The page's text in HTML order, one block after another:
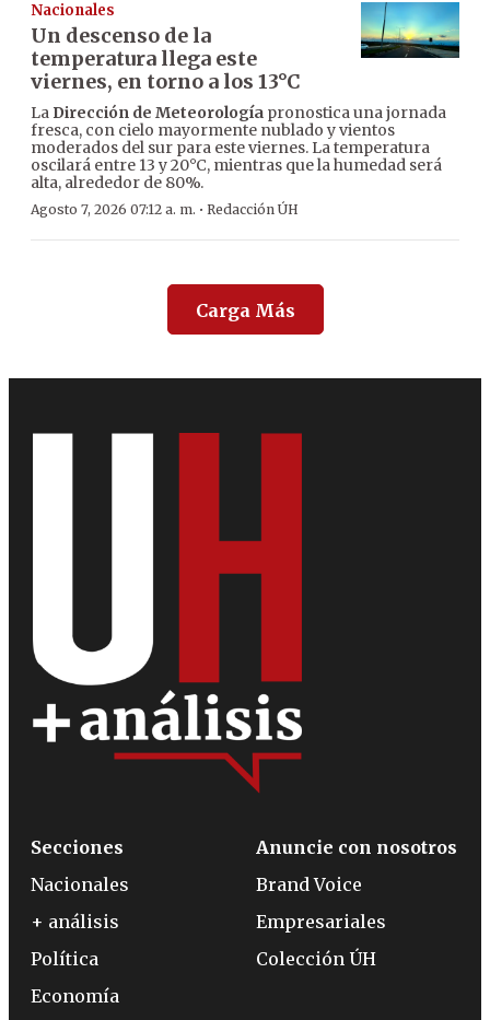
Nacionales
Un descenso de la
temperatura llega este
viernes, en torno a los 13°C
La Dirección de Meteorología pronostica una jornada
fresca, con cielo mayormente nublado y vientos
moderados del sur para este viernes. La temperatura
oscilará entre 13 y 20°C, mientras que la humedad será
alta, alrededor de 80%.
Agosto 7, 2026 07:12 a. m. · Redacción ÚH
Carga Más
Secciones
Nacionales
+ análisis
Política
Economía
Anuncie con nosotros
Brand Voice
Empresariales
Colección ÚH